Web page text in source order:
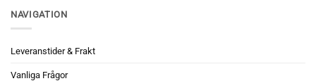
NAVIGATION
Leveranstider & Frakt
Vanliga Frågor